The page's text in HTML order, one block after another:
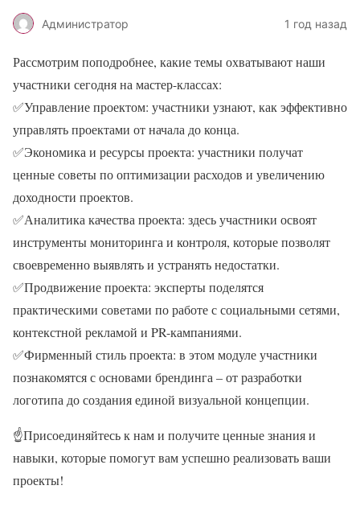
Администратор 1 год назад
Рассмотрим поподробнее, какие темы охватывают наши
участники сегодня на мастер-классах:
✅Управление проектом: участники узнают, как эффективно
управлять проектами от начала до конца.
✅Экономика и ресурсы проекта: участники получат
ценные советы по оптимизации расходов и увеличению
доходности проектов.
✅Аналитика качества проекта: здесь участники освоят
инструменты мониторинга и контроля, которые позволят
своевременно выявлять и устранять недостатки.
✅Продвижение проекта: эксперты поделятся
практическими советами по работе с социальными сетями,
контекстной рекламой и PR-кампаниями.
✅Фирменный стиль проекта: в этом модуле участники
познакомятся с основами брендинга – от разработки
логотипа до создания единой визуальной концепции.
☝Присоединяйтесь к нам и получите ценные знания и
навыки, которые помогут вам успешно реализовать ваши
проекты!